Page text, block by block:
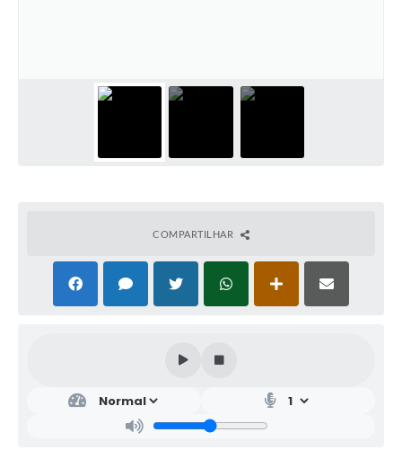
COMPARTILHAR